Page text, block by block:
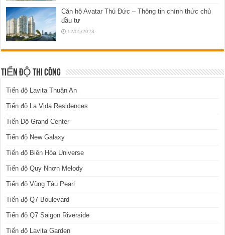
Căn hộ Avatar Thủ Đức – Thông tin chính thức chủ
đầu tư
12/05/2023
TIẾN ĐỘ THI CÔNG
Tiến độ Lavita Thuận An
Tiến độ La Vida Residences
Tiến Độ Grand Center
Tiến độ New Galaxy
Tiến độ Biên Hòa Universe
Tiến độ Quy Nhơn Melody
Tiến độ Vũng Tàu Pearl
Tiến độ Q7 Boulevard
Tiến độ Q7 Saigon Riverside
Tiến độ Lavita Garden